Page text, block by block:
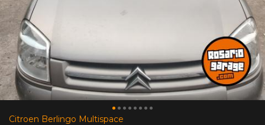
Citroen Berlingo Multispace